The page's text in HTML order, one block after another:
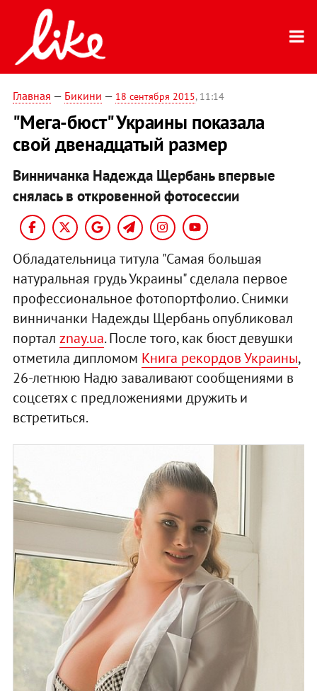
Главная — Бикини — 18 сентября 2015, 11:14
"Мега-бюст" Украины показала
свой двенадцатый размер
Винничанка Надежда Щербань впервые
снялась в откровенной фотосессии
Обладательница титула "Самая большая
натуральная грудь Украины" сделала первое
профессиональное фотопортфолио. Снимки
винничанки Надежды Щербань опубликовал
портал znay.ua. После того, как бюст девушки
отметила дипломом Книга рекордов Украины,
26-летнюю Надю заваливают сообщениями в
соцсетях с предложениями дружить и
встретиться.